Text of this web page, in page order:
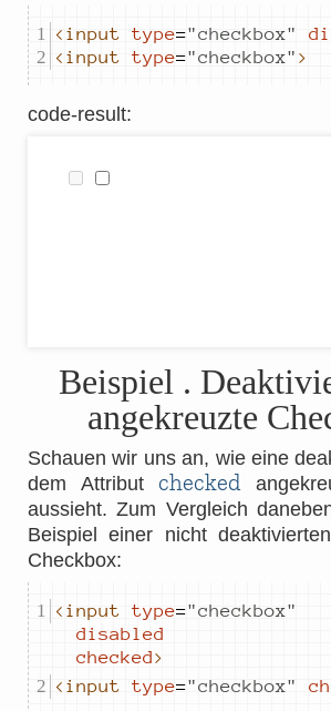
<input type="checkbox"
<input type="checkbox" >
code-result:
Beispiel .
angekreuzte
Schauen wir uns an, wie eine
dem Attribut checked
aussieht. Zum Vergleich
Beispiel einer nicht
Checkbox:
<input type="checkbox"
disabled
checked>
<input type="checkbox"